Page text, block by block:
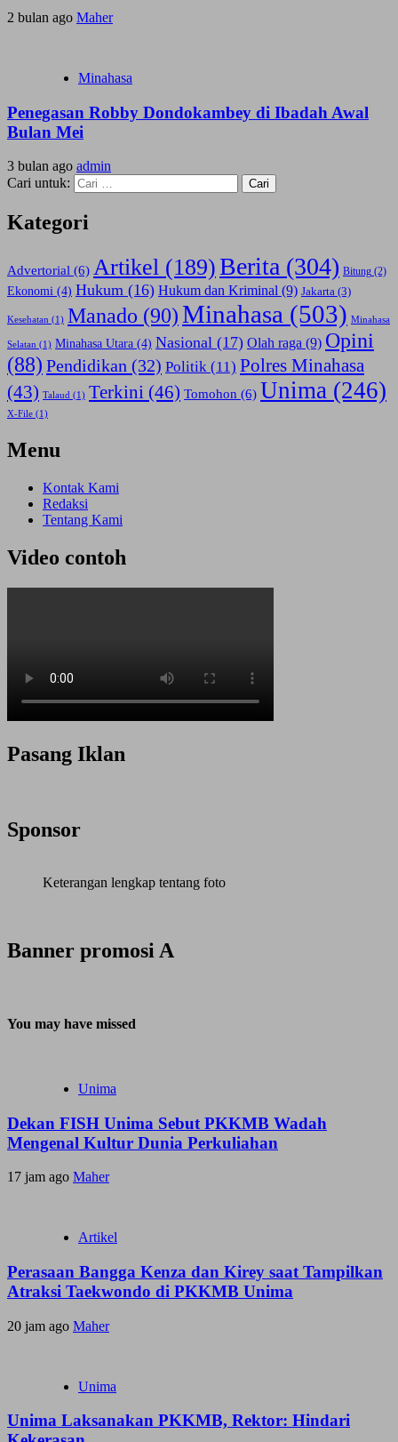
2 bulan ago Maher
Minahasa
Penegasan Robby Dondokambey di Ibadah Awal
Bulan Mei
3 bulan ago admin
Cari untuk:
Kategori
Advertorial (6) Artikel (189)Berita (304) Bitung (2)
Ekonomi (4) Hukum (16) Hukum dan Kriminal (9) Jakarta (3)
Kesehatan (1) Manado (90) Minahasa (503) Minahasa
Selatan (1) Minahasa Utara (4) Nasional (17) Olah raga (9) Opini
(88) Pendidikan (32) Politik (11) Polres Minahasa
(43) Talaud (1) Terkini (46) Tomohon (6) Unima (246)
X-File (1)
Menu
Kontak Kami
Redaksi
Tentang Kami
Video contoh
Pasang Iklan
Sponsor
Keterangan lengkap tentang foto
Banner promosi A
You may have missed
Unima
Dekan FISH Unima Sebut PKKMB Wadah
Mengenal Kultur Dunia Perkuliahan
17 jam ago Maher
Artikel
Perasaan Bangga Kenza dan Kirey saat Tampilkan
Atraksi Taekwondo di PKKMB Unima
20 jam ago Maher
Unima
Unima Laksanakan PKKMB, Rektor: Hindari